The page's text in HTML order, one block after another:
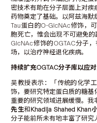
密技术有助在分子层面上对
药物奠定了基础。以阿兹海
Tau蛋白的O-GlcNAc修饰，
胞死亡，惟会出现不可避免
GlcNAc修饰的OGTAC分子
场，以治疗神经退化疾病。
持续扩充OGTAC分子库以应
吴教授表示：「传统的化学
饰，要研究特定蛋白质的糖
重要的研究领域进展缓慢。
先生和 Khadija Shahed Khan
分子能前所未有地丰富了研